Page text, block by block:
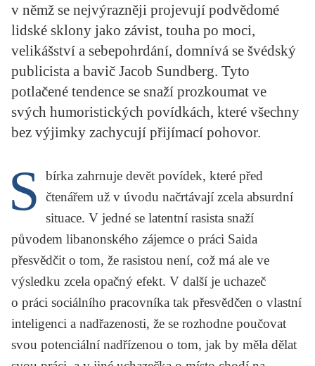
KRITIKA PŘEKLADU
UKÁZKA
SLOUPEK
ILIGLOSA
v němž se nejvýrazněji projevují podvědomé
lidské sklony jako závist, touha po moci,
velikášství a sebepohrdání, domnívá se švédský
publicista a bavič Jacob Sundberg. Tyto
potlačené tendence se snaží prozkoumat ve
svých humoristických povídkách, které všechny
bez výjimky zachycují přijímací pohovor.
S
bírka zahrnuje devět povídek, které před
čtenářem už v úvodu načrtávají zcela absurdní
situace. V jedné se latentní rasista snaží
původem libanonského zájemce o práci Saida
přesvědčit o tom, že rasistou není, což má ale ve
výsledku zcela opačný efekt. V další je uchazeč
o práci sociálního pracovníka tak přesvědčen o vlastní
inteligenci a nadřazenosti, že se rozhodne poučovat
svou potenciální nadřízenou o tom, jak by měla dělat